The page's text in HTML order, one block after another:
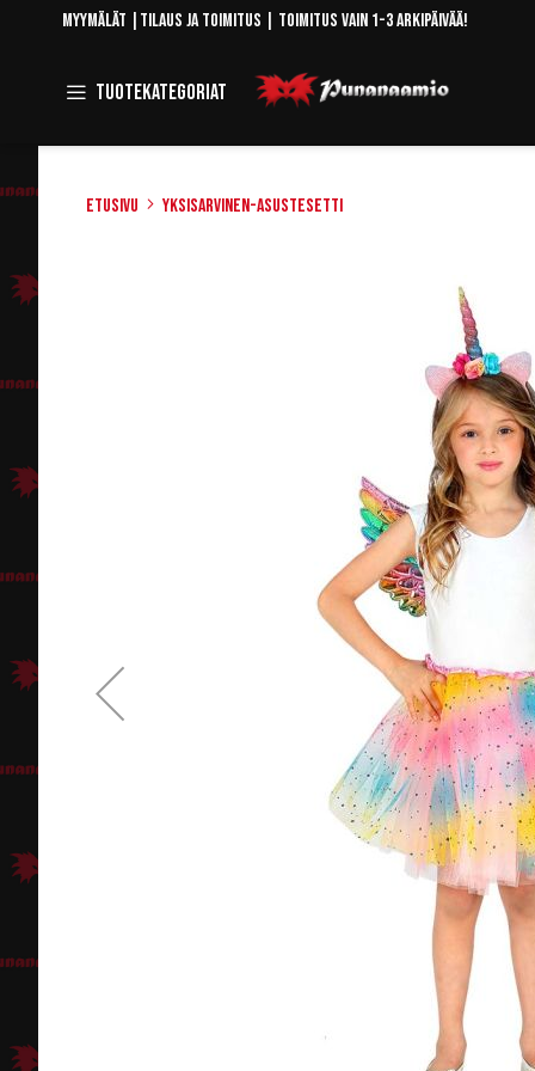
Skip
Myymälät Tilaus ja toimitus | Toimitus vain 1-3 arkipäivää!
Tuotekategoriat Toggle
Navigation
Etusivu Yksisarvinen-asustesetti